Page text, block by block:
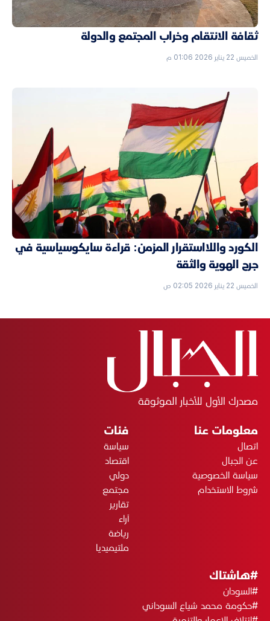
ثقافة الانتقام وخراب المجتمع والدولة
الخميس 22 يناير 2026 01:06 م
الكورد واللااستقرار المزمن: قراءة سايكوسياسية في
جرح الهوية والثقة
الخميس 22 يناير 2026 02:05 ص
مصدرك الأول للأخبار الموثوقة
معلومات عنا
اتصال
عن الجبال
سياسة الخصوصية
شروط الاستخدام
فئات
سياسة
اقتصاد
دولي
مجتمع
تقارير
آراء
رياضة
ملتيميديا
#هاشتاك
#السودان
#حكومة محمد شياع السوداني